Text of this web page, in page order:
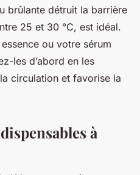
brûlante détruit la barrière
25 et 30 °C, est idéal.
ou votre sérum
les d’abord en les
circulation et favorise la
à